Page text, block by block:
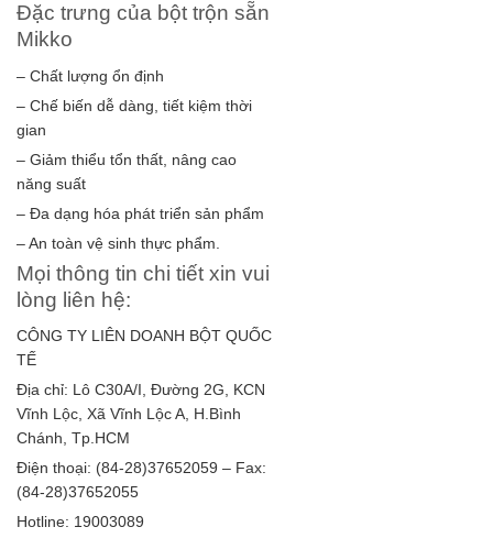
Đặc trưng của bột trộn sẵn
Mikko
– Chất lượng ổn định
– Chế biến dễ dàng, tiết kiệm thời
gian
– Giảm thiểu tổn thất, nâng cao
năng suất
– Đa dạng hóa phát triển sản phẩm
– An toàn vệ sinh thực phẩm.
Mọi thông tin chi tiết xin vui
lòng liên hệ:
CÔNG TY LIÊN DOANH BỘT QUỐC
TẾ
Địa chỉ: Lô C30A/I, Đường 2G, KCN
Vĩnh Lộc, Xã Vĩnh Lộc A, H.Bình
Chánh, Tp.HCM
Điện thoại: (84-28)37652059 – Fax:
(84-28)37652055
Hotline: 19003089